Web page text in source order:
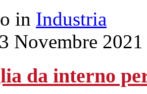
in Industria
Novembre
da interno